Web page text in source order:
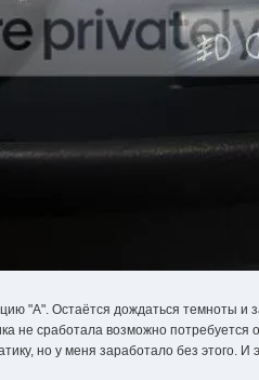
"A". Остаётся дождаться темноты и
не сработала возможно потребуется
но у меня заработало без этого. И